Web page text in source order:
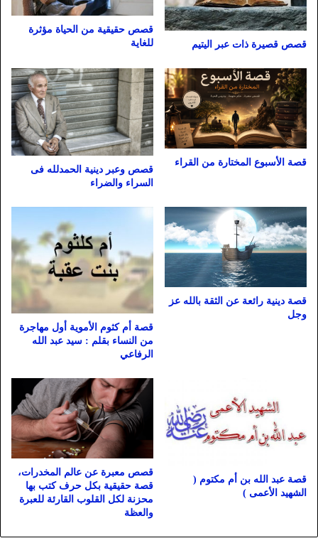
قصص قصيرة ذات عبر اليتيم
قصص حقيقية من الحياة مؤثرة
للغاية
قصة الأسبوع المختارة من القراء
قصص وعبر دينية الحمدلله فى
السراء والضراء
قصة دينية رائعة عن الثقة بالله عز
وجل
قصة أم كثوم الأموية أول مهاجرة
من النساء بقلم : سيد عبد الله
الرفاعي
قصة عبد الله بن أم مكتوم (
الشهيد الأعمى )
قصص معبرة عن عالم المخدرات،
قصة حقيقية بكل حرف كتب بها
محزنة لكل القلوب القارئة للعبرة
والعظة